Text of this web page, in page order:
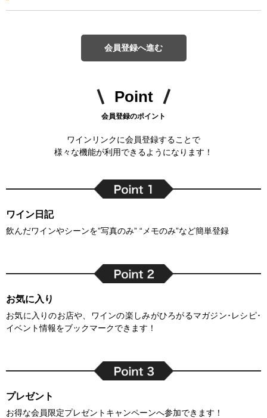
会員登録へ進む
Point
会員登録のポイント
ワインリンクに会員登録することで
様々な機能が利用できるようになります！
ワイン日記
飲んだワインやシーンを”写真のみ” “メモのみ”など簡単登録
お気に入り
お気に入りのお店や、ワインの楽しみがひろがるマガジン･レシピ･
イベント情報をブックマークできます！
プレゼント
お得な会員限定プレゼントキャンペーンへ参加できます！